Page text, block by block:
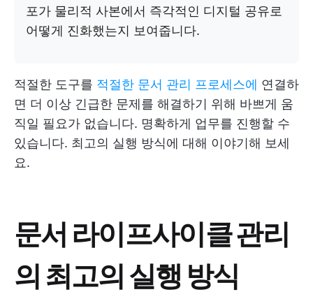
포가 물리적 사본에서 즉각적인 디지털 공유로
어떻게 진화했는지 보여줍니다.
적절한 도구를 적절한 문서 관리 프로세스에 연결하
면 더 이상 긴급한 문제를 해결하기 위해 바쁘게 움
직일 필요가 없습니다. 명확하게 업무를 진행할 수
있습니다. 최고의 실행 방식에 대해 이야기해 보세
요.
문서 라이프사이클 관리
의 최고의 실행 방식